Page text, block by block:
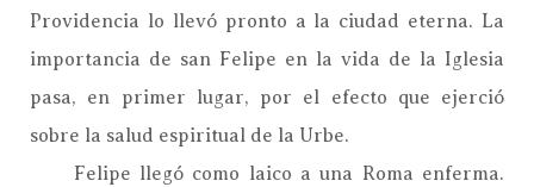
Providencia lo llevó pronto a la ciudad eterna. La
importancia de san Felipe en la vida de la Iglesia
pasa, en primer lugar, por el efecto que ejerció
sobre la salud espiritual de la Urbe.
Felipe llegó como laico a una Roma enferma.